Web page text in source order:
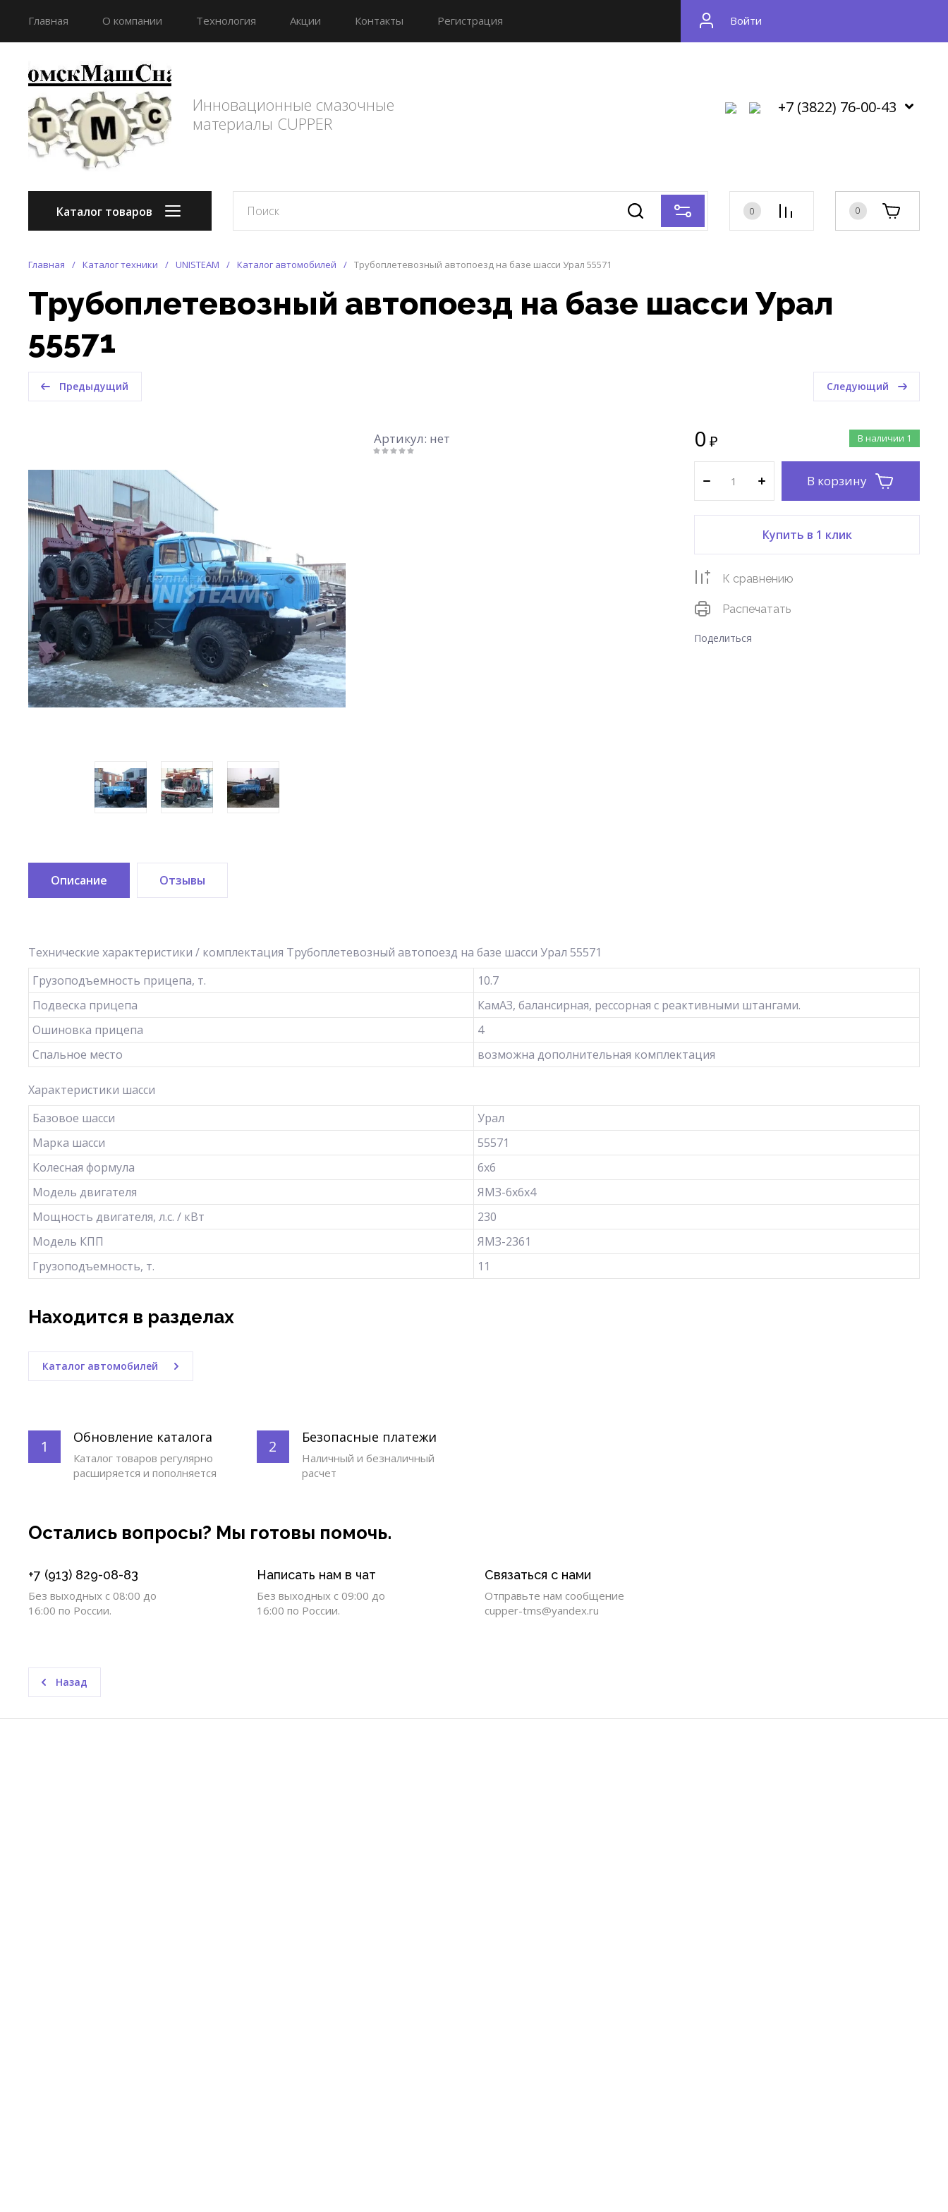
Главная О компании Технология Акции Контакты Регистрация Войти
Инновационные смазочные
материалы CUPPER
+7 (3822) 76-00-43
Каталог товаров 0 0
Главная / Каталог техники / UNISTEAM / Каталог автомобилей / Трубоплетевозный автопоезд на базе шасси Урал 55571
Трубоплетевозный автопоезд на базе шасси Урал
55571
Предыдущий Следующий
Артикул: нет В наличии 1
0 ₽
В корзину
Купить в 1 клик
К сравнению
Поделиться
Распечатать
Описание Отзывы
Технические характеристики / комплектация Трубоплетевозный автопоезд на базе шасси Урал 55571
Грузоподъемность прицепа, т.
10.7
Подвеска прицепа
КамАЗ, балансирная, рессорная с реактивными штангами.
Ошиновка прицепа
4
Спальное место
возможна дополнительная комплектация
Характеристики шасси
Базовое шасси
Урал
Марка шасси
55571
Колесная формула
6х6
Модель двигателя
ЯМЗ-6х6х4
Мощность двигателя, л.с. / кВт
230
Модель КПП
ЯМЗ-2361
Грузоподъемность, т.
11
Находится в разделах
Каталог автомобилей
1 Обновление каталога
Каталог товаров регулярно
расширяется и пополняется
2 Безопасные платежи
Наличный и безналичный
расчет
Остались вопросы? Мы готовы помочь.
+7 (913) 829-08-83
Без выходных c 08:00 до
16:00 по России.
Написать нам в чат
Без выходных c 09:00 до
16:00 по России.
Связаться с нами
Отправьте нам сообщение
cupper-tms@yandex.ru
Назад